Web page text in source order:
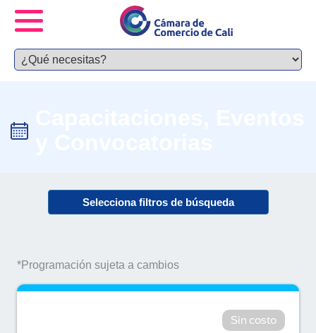
Selecciona filtros de búsqueda
*Programación sujeta a cambios
Sin costo